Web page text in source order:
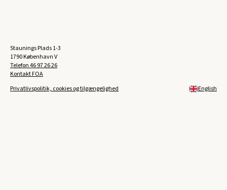
Staunings Plads 1-3
1790 København V
Telefon46 97 26 26
Kontakt FOA
Privatlivspolitik, cookies og tilgængelighed
English